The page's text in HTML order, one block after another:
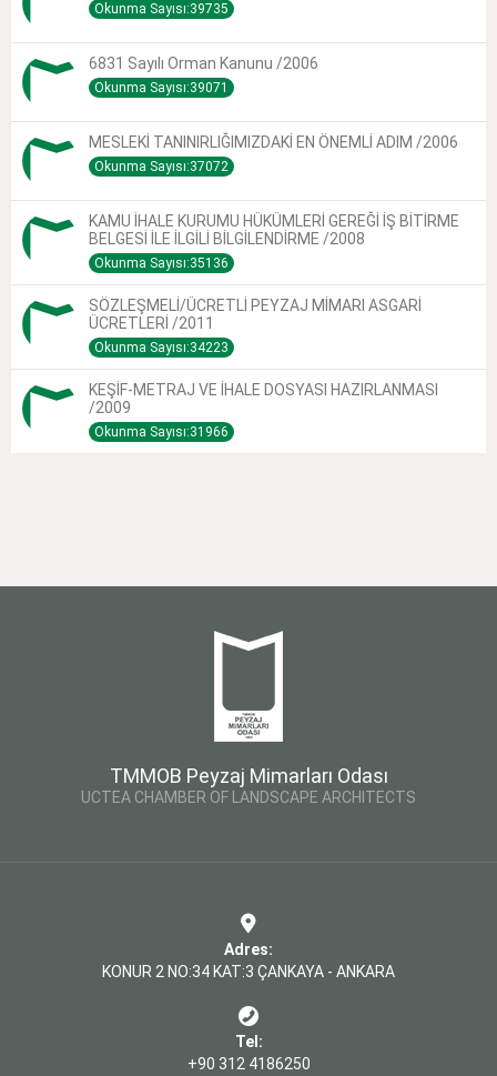
Okunma Sayısı:39735
6831 Sayılı Orman Kanunu /2006
Okunma Sayısı:39071
MESLEKİ TANINIRLIĞIMIZDAKİ EN ÖNEMLİ ADIM /2006
Okunma Sayısı:37072
KAMU İHALE KURUMU HÜKÜMLERİ GEREĞİ İŞ BİTİRME
BELGESİ İLE İLGİLİ BİLGİLENDİRME /2008
Okunma Sayısı:35136
SÖZLEŞMELİ/ÜCRETLİ PEYZAJ MİMARI ASGARİ
ÜCRETLERİ /2011
Okunma Sayısı:34223
KEŞİF-METRAJ VE İHALE DOSYASI HAZIRLANMASI
/2009
Okunma Sayısı:31966
TMMOB Peyzaj Mimarları Odası
UCTEA CHAMBER OF LANDSCAPE ARCHITECTS
Adres:
KONUR 2 NO:34 KAT:3 ÇANKAYA - ANKARA
Tel:
+90 312 4186250